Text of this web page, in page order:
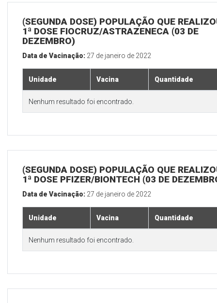
(SEGUNDA DOSE) POPULAÇÃO QUE
1ª DOSE FIOCRUZ/ASTRAZENECA (03 DE
DEZEMBRO)
Data de Vacinação: 27 de janeiro de 2022
Unidade Vacina Quantidade
Nenhum resultado foi encontrado.
(SEGUNDA DOSE) POPULAÇÃO QUE
1ª DOSE PFIZER/BIONTECH (03 DE
Data de Vacinação: 27 de janeiro de 2022
Unidade Vacina Quantidade
Nenhum resultado foi encontrado.